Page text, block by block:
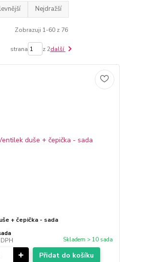
Nejdražší
Zobrazuji 1-60 z 76
strana z 2další
+ čepička - sada
Skladem > 10 sada
Přidat do košíku